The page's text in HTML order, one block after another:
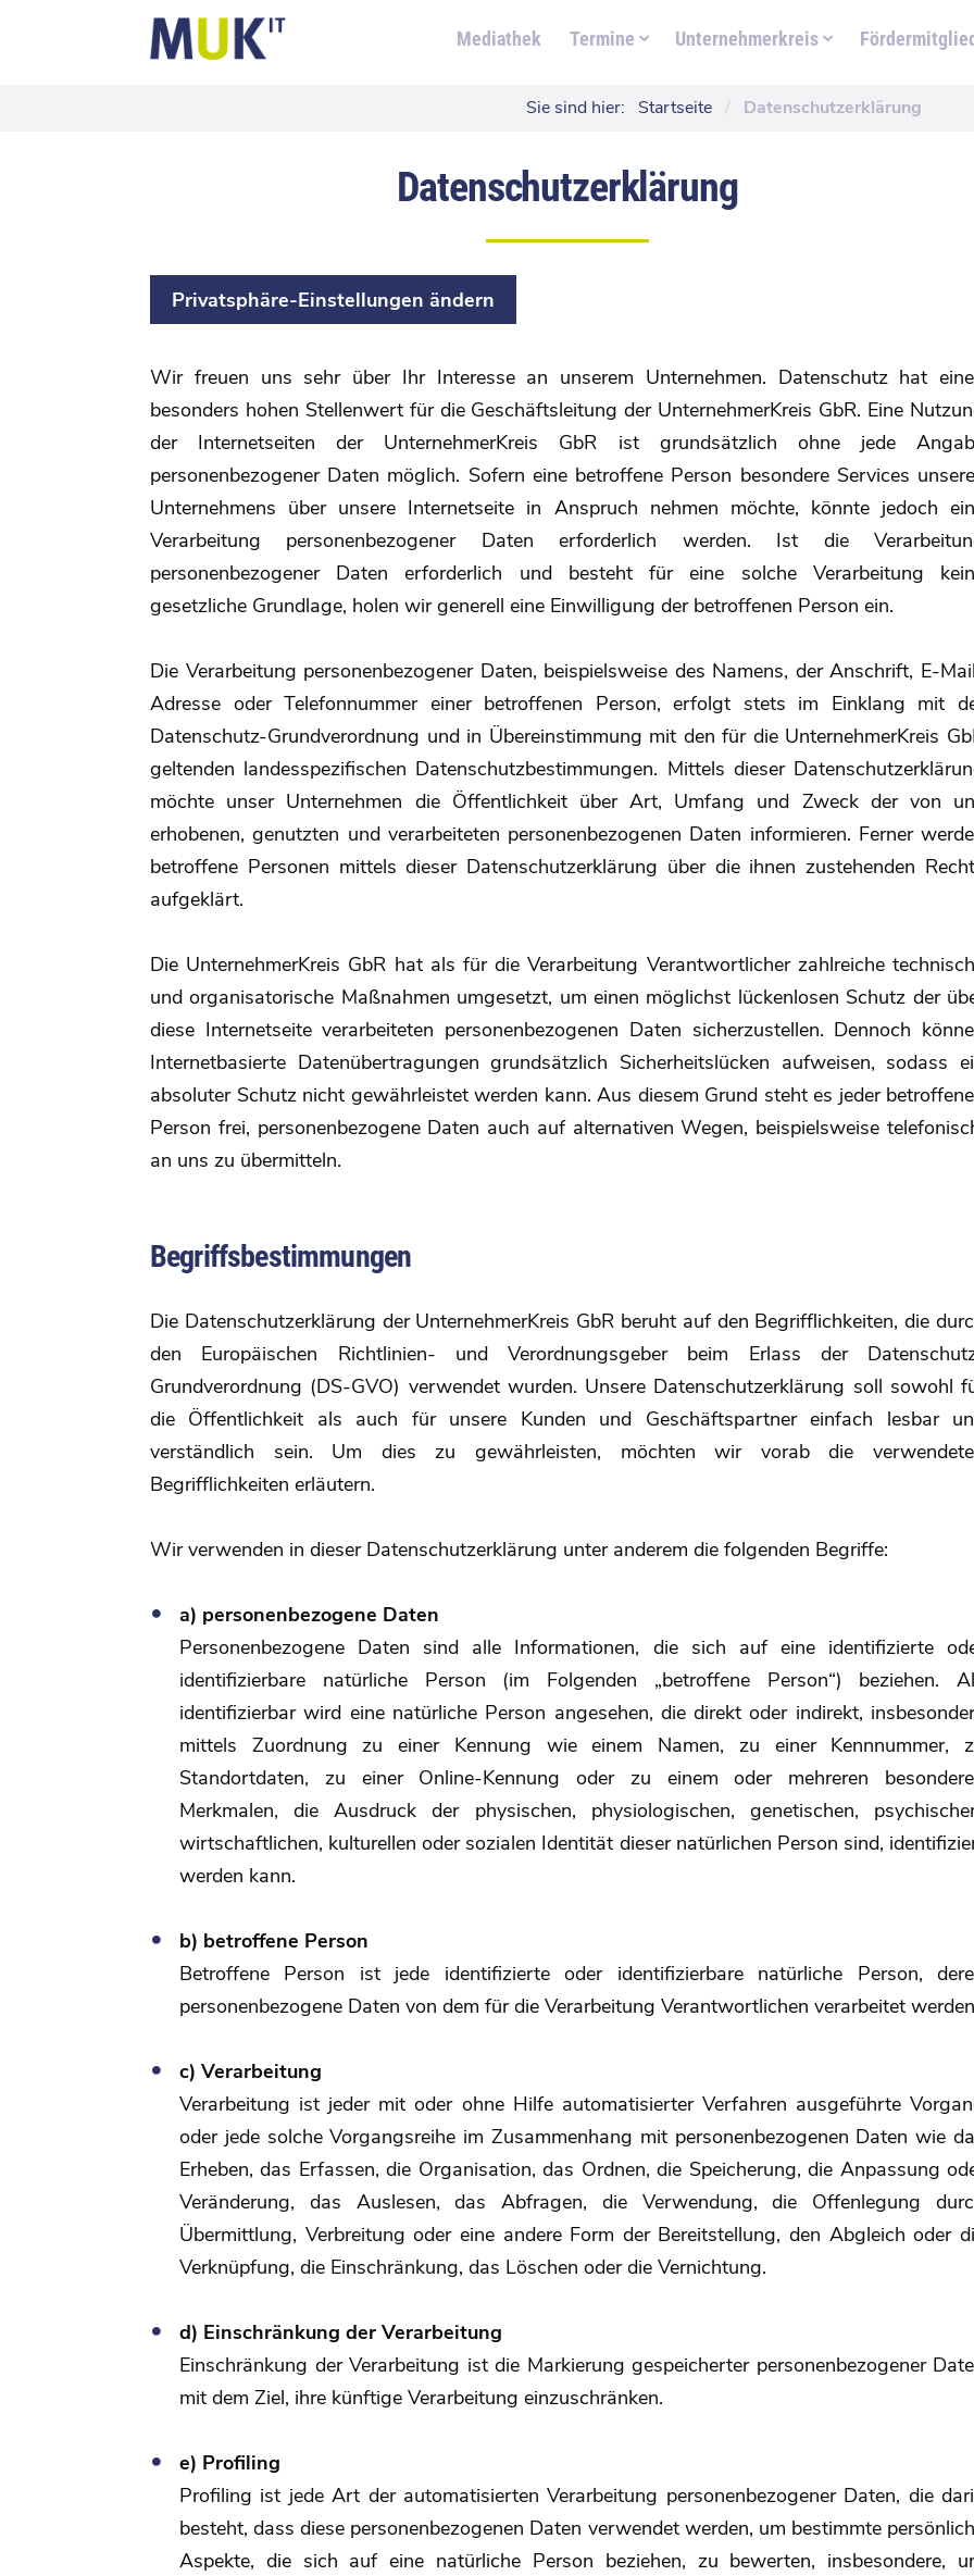
Mediathek Termine Unternehmerkreis
Sie sind hier: Startseite / Datenschutzerklärung
Daten­schutz­erklärung
Privatsphäre-Einstellungen ändern
Wir freuen uns sehr über Ihr Interesse an unserem Unternehmen. Datenschutz hat
besonders hohen Stellenwert für die Geschäftsleitung der UnternehmerKreis GbR. Eine
der Internetseiten der UnternehmerKreis GbR ist grundsätzlich ohne jede
personenbezogener Daten möglich. Sofern eine betroffene Person besondere Services
Unternehmens über unsere Internetseite in Anspruch nehmen möchte, könnte jedoch
Verarbeitung personenbezogener Daten erforderlich werden. Ist die
personenbezogener Daten erforderlich und besteht für eine solche Verarbeitung
gesetzliche Grundlage, holen wir generell eine Einwilligung der betroffenen Person ein.
Die Verarbeitung personenbezogener Daten, beispielsweise des Namens, der Anschrift, E-
Adresse oder Telefonnummer einer betroffenen Person, erfolgt stets im Einklang mit
Datenschutz-Grundverordnung und in Übereinstimmung mit den für die UnternehmerKreis
geltenden landesspezifischen Datenschutzbestimmungen. Mittels dieser
möchte unser Unternehmen die Öffentlichkeit über Art, Umfang und Zweck der von
erhobenen, genutzten und verarbeiteten personenbezogenen Daten informieren. Ferner
betroffene Personen mittels dieser Datenschutzerklärung über die ihnen zustehenden
aufgeklärt.
Die UnternehmerKreis GbR hat als für die Verarbeitung Verantwortlicher zahlreiche
und organisatorische Maßnahmen umgesetzt, um einen möglichst lückenlosen Schutz der
diese Internetseite verarbeiteten personenbezogenen Daten sicherzustellen. Dennoch
Internetbasierte Datenübertragungen grundsätzlich Sicherheitslücken aufweisen, sodass
absoluter Schutz nicht gewährleistet werden kann. Aus diesem Grund steht es jeder
Person frei, personenbezogene Daten auch auf alternativen Wegen, beispielsweise
an uns zu übermitteln.
Begriffsbestimmungen
Die Datenschutzerklärung der UnternehmerKreis GbR beruht auf den Begrifflichkeiten, die
den Europäischen Richtlinien- und Verordnungsgeber beim Erlass der
Grundverordnung (DS-GVO) verwendet wurden. Unsere Datenschutzerklärung soll sowohl
die Öffentlichkeit als auch für unsere Kunden und Geschäftspartner einfach lesbar
verständlich sein. Um dies zu gewährleisten, möchten wir vorab die
Begrifflichkeiten erläutern.
Wir verwenden in dieser Datenschutzerklärung unter anderem die folgenden Begriffe:
a) personenbezogene Daten
Personenbezogene Daten sind alle Informationen, die sich auf eine identifizierte
identifizierbare natürliche Person (im Folgenden „betroffene Person“) beziehen.
identifizierbar wird eine natürliche Person angesehen, die direkt oder indirekt,
mittels Zuordnung zu einer Kennung wie einem Namen, zu einer Kennnummer,
Standortdaten, zu einer Online-Kennung oder zu einem oder mehreren
Merkmalen, die Ausdruck der physischen, physiologischen, genetischen,
wirtschaftlichen, kulturellen oder sozialen Identität dieser natürlichen Person sind,
werden kann.
b) betroffene Person
Betroffene Person ist jede identifizierte oder identifizierbare natürliche Person,
personenbezogene Daten von dem für die Verarbeitung Verantwortlichen verarbeitet
c) Verarbeitung
Verarbeitung ist jeder mit oder ohne Hilfe automatisierter Verfahren ausgeführte
oder jede solche Vorgangsreihe im Zusammenhang mit personenbezogenen Daten wie
Erheben, das Erfassen, die Organisation, das Ordnen, die Speicherung, die Anpassung
Veränderung, das Auslesen, das Abfragen, die Verwendung, die Offenlegung
Übermittlung, Verbreitung oder eine andere Form der Bereitstellung, den Abgleich oder
Verknüpfung, die Einschränkung, das Löschen oder die Vernichtung.
d) Einschränkung der Verarbeitung
Einschränkung der Verarbeitung ist die Markierung gespeicherter personenbezogener
mit dem Ziel, ihre künftige Verarbeitung einzuschränken.
e) Profiling
Profiling ist jede Art der automatisierten Verarbeitung personenbezogener Daten, die
besteht, dass diese personenbezogenen Daten verwendet werden, um bestimmte
Aspekte, die sich auf eine natürliche Person beziehen, zu bewerten, insbesondere,